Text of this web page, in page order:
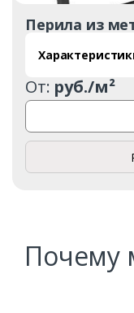
Ваше имя*
Ваш
Перила из
От: руб./м²
Почему